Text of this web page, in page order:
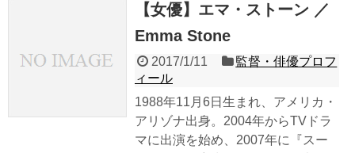
【女優】エマ・ストーン ／
Emma Stone
2017/1/11
監督・俳優プロフ
ィール
1988年11月6日生まれ、アメリカ・
アリゾナ出身。2004年からTVドラ
マに出演を始め、2007年に『スー